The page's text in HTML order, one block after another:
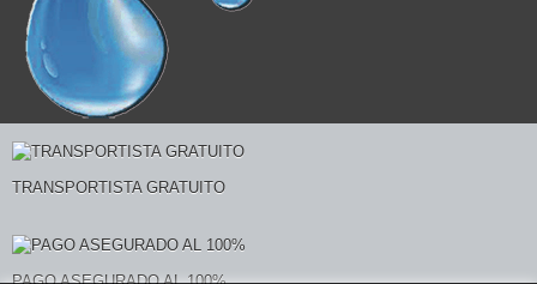
TRANSPORTISTA GRATUITO